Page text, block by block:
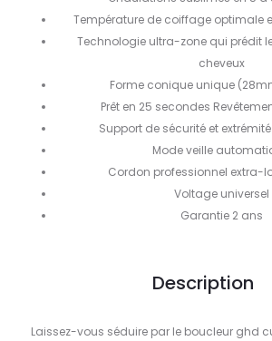
Température de coiffage optimale
Technologie ultra-zone qui prédit
cheveux
Forme conique unique
Prêt en 25 secondes
Support de sécurité et
Mode veille
Cordon professionnel extra-
Voltage universel
Garantie 2 ans
Description
Laissez-vous séduire par le boucleur ghd